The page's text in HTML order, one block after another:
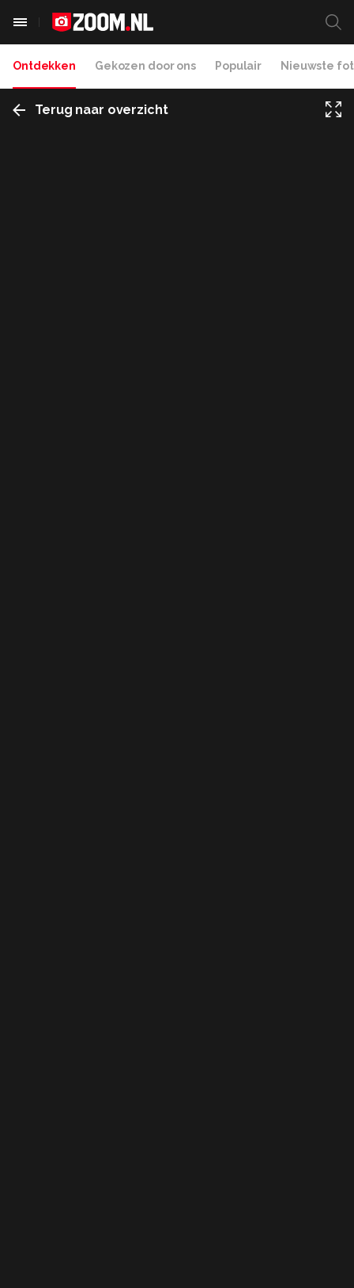
Ontdekken Gekozen door ons Populair Nieuwste
Terug naar overzicht